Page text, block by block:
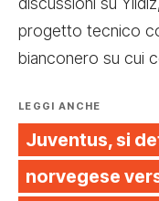
progetto tecnico
bianconero su cui
LEGGI ANCHE
Juventus, si
norvegese